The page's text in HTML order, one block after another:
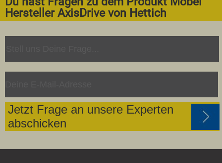
Hersteller AxisDrive von Hettich
Jetzt Frage an unsere Experten
abschicken